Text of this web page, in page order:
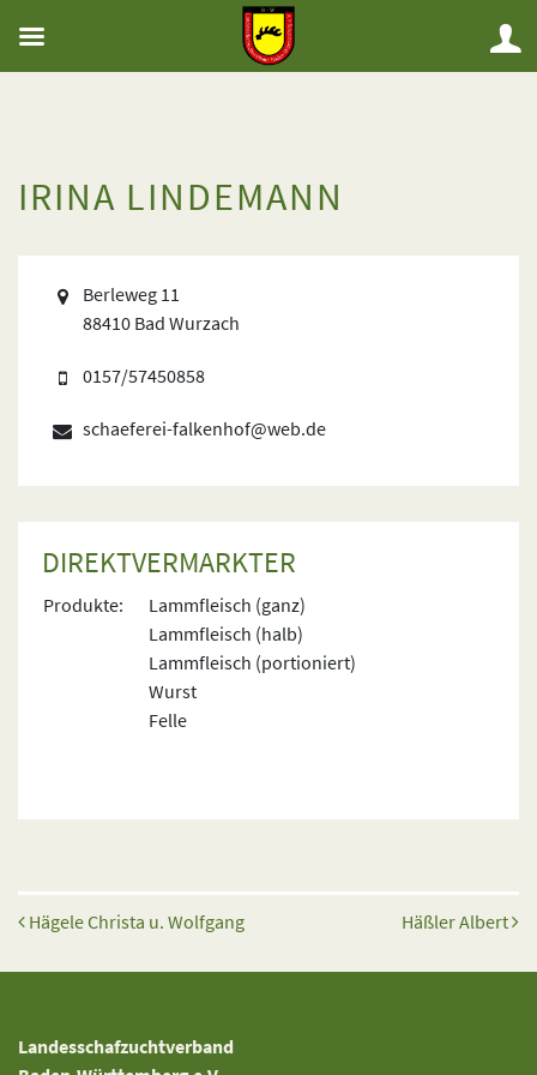
IRINA LINDEMANN
Berleweg 11
88410 Bad Wurzach
0157/57450858
schaeferei-falkenhof@web.de
DIREKTVERMARKTER
Produkte:
Lammfleisch (ganz)
Lammfleisch (halb)
Lammfleisch (portioniert)
Wurst
Felle
Beitrags-Navigation
Hägele Christa u. Wolfgang Häßler Albert
Landesschafzuchtverband